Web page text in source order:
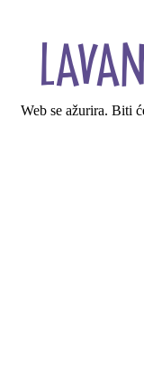
Web se ažurira. Biti